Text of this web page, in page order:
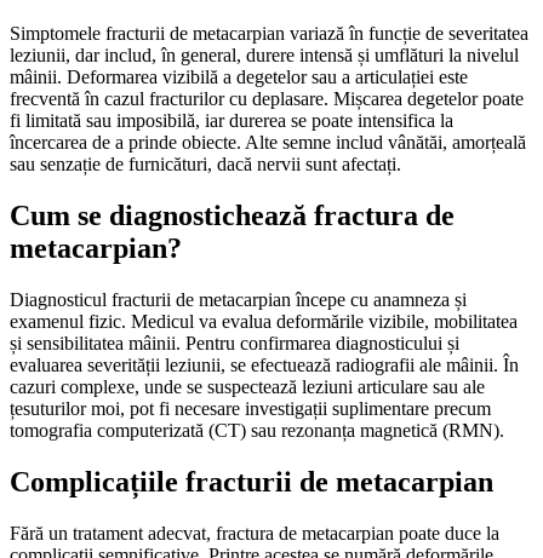
Simptomele fracturii de metacarpian variază în funcție de severitatea
leziunii, dar includ, în general, durere intensă și umflături la nivelul
mâinii. Deformarea vizibilă a degetelor sau a articulației este
frecventă în cazul fracturilor cu deplasare. Mișcarea degetelor poate
fi limitată sau imposibilă, iar durerea se poate intensifica la
încercarea de a prinde obiecte. Alte semne includ vânătăi, amorțeală
sau senzație de furnicături, dacă nervii sunt afectați.
Cum se diagnostichează fractura de
metacarpian?
Diagnosticul fracturii de metacarpian începe cu anamneza și
examenul fizic. Medicul va evalua deformările vizibile, mobilitatea
și sensibilitatea mâinii. Pentru confirmarea diagnosticului și
evaluarea severității leziunii, se efectuează radiografii ale mâinii. În
cazuri complexe, unde se suspectează leziuni articulare sau ale
țesuturilor moi, pot fi necesare investigații suplimentare precum
tomografia computerizată (CT) sau rezonanța magnetică (RMN).
Complicațiile fracturii de metacarpian
Fără un tratament adecvat, fractura de metacarpian poate duce la